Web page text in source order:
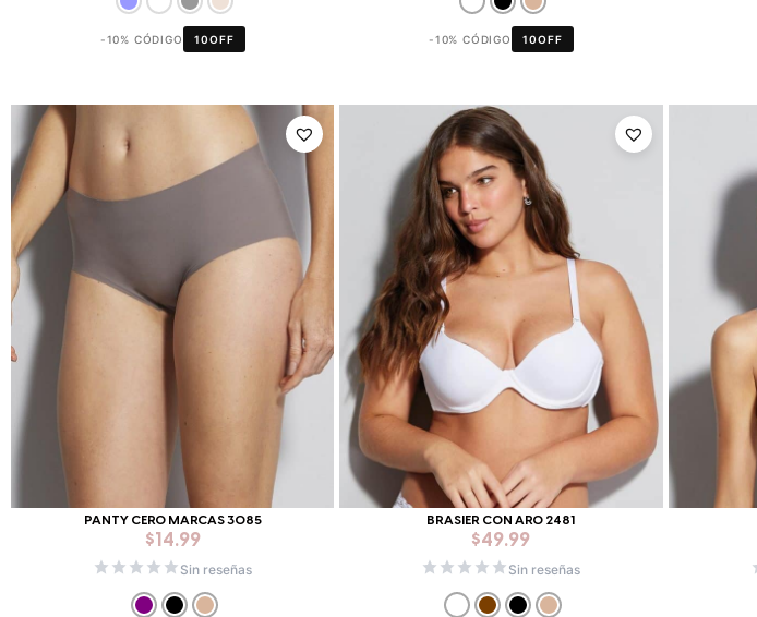
-10% CÓDIGO 10OFF -10% CÓDIGO 10OFF
PANTY CERO MARCAS 3085
$ 14.99
Sin reseñas
BRASIER CON ARO 2481
$49.99
Sin reseñas